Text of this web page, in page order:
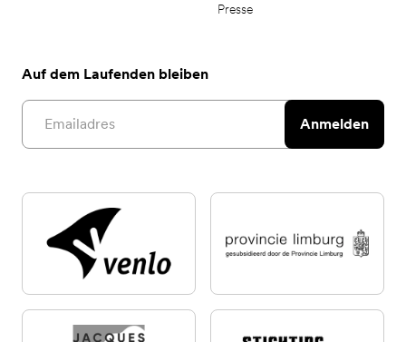
Presse
Auf dem Laufenden bleiben
Email address
Anmelden